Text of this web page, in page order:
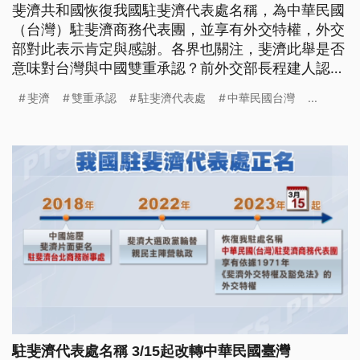
斐濟共和國恢復我國駐斐濟代表處名稱，為中華民國
（台灣）駐斐濟商務代表團，並享有外交特權，外交
部對此表示肯定與感謝。各界也關注，斐濟此舉是否
意味對台灣與中國雙重承認？前外交部長程建人認
得上是雙重承認，還須觀察中國反應以及相關後續發
斐濟 雙重承認 駐斐濟代表處 中華民國台灣 ...
駐斐濟代表處名稱 3/15起改轉中華民國臺灣